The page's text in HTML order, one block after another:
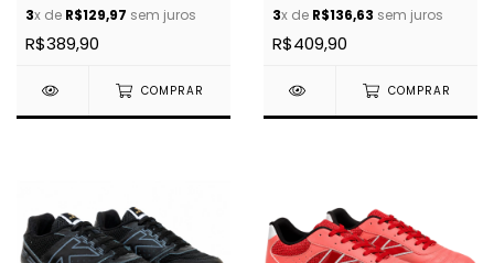
3x de R$129,97 sem juros
R$389,90
COMPRAR
3x de R$136,63 sem juros
R$409,90
COMPRAR